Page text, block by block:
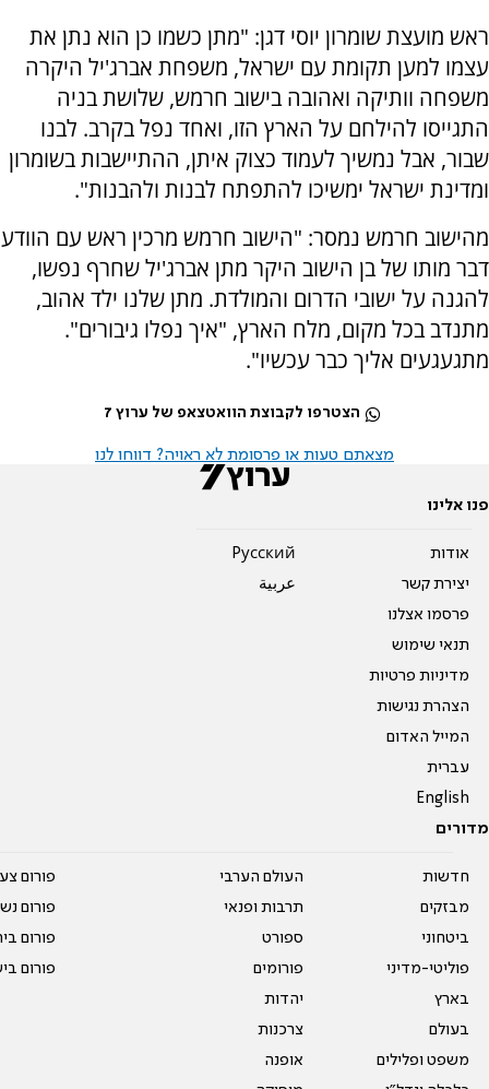
ראש מועצת שומרון יוסי דגן: "מתן כשמו כן הוא נתן את
עצמו למען תקומת עם ישראל, משפחת אברג'יל היקרה
משפחה וותיקה ואהובה בישוב חרמש, שלושת בניה
התגייסו להילחם על הארץ הזו, ואחד נפל בקרב. לבנו
שבור, אבל נמשיך לעמוד כצוק איתן, ההתיישבות בשומרון
ומדינת ישראל ימשיכו להתפתח לבנות ולהבנות".
מהישוב חרמש נמסר: "הישוב חרמש מרכין ראש עם הוודע
דבר מותו של בן הישוב היקר מתן אברג'יל שחרף נפשו,
להגנה על ישובי הדרום והמולדת. מתן שלנו ילד אהוב,
מתנדב בכל מקום, מלח הארץ, "איך נפלו גיבורים".
מתגעגעים אליך כבר עכשיו".
הצטרפו לקבוצת הוואטצאפ של ערוץ 7
מצאתם טעות או פרסומת לא ראויה? דווחו לנו
פנו אלינו
אודות
יצירת קשר
פרסמו אצלנו
תנאי שימוש
מדיניות פרטיות
הצהרת נגישות
המייל האדום
עברית
English
Pусский
عربية
מדורים
חדשות
מבזקים
ביטחוני
פוליטי-מדיני
בארץ
בעולם
משפט ופלילים
העולם הערבי
תרבות ופנאי
ספורט
פורומים
יהדות
צרכנות
אופנה
פורום
פורום
פורום
פורום